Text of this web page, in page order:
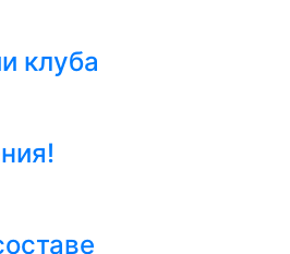
клуба